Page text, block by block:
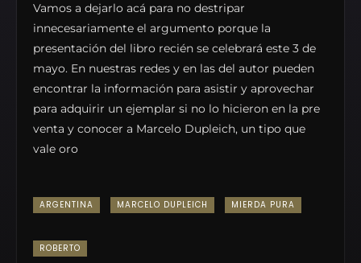
Vamos a dejarlo acá para no destripar
innecesariamente el argumento porque la
presentación del libro recién se celebrará este 3 de
mayo. En nuestras redes y en las del autor pueden
encontrar la información para asistir y aprovechar
para adquirir un ejemplar si no lo hicieron en la pre
venta y conocer a Marcelo Dupleich, un tipo que
vale oro
ARGENTINA MARCELO DUPLEICH MIERDA PURA
ROBERTO